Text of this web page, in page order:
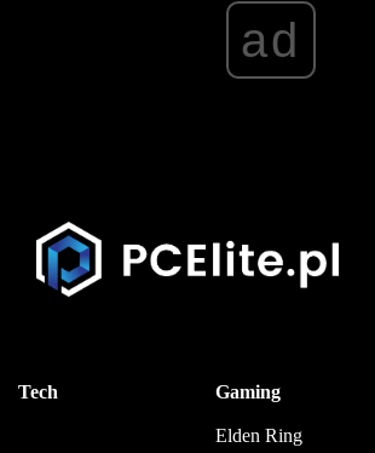
ad
Tech Gaming
Elden Ring